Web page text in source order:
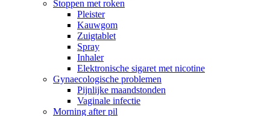
Stoppen met roken
Pleister
Kauwgom
Zuigtablet
Spray
Inhaler
Elektronische sigaret met nicotine
Gynaecologische problemen
Pijnlijke maandstonden
Vaginale infectie
Morning after pil